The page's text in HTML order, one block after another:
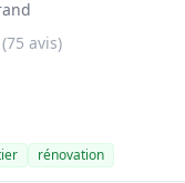
(75 avis)
rénovation